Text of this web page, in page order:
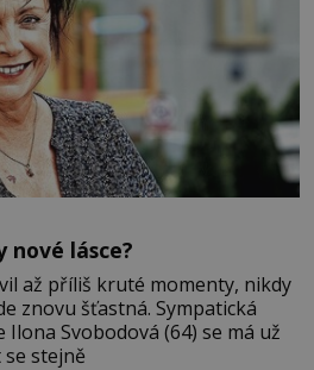
nové lásce?
až příliš kruté momenty, nikdy
šťastná. Sympatická
Svobodová (64) se má už
stejně